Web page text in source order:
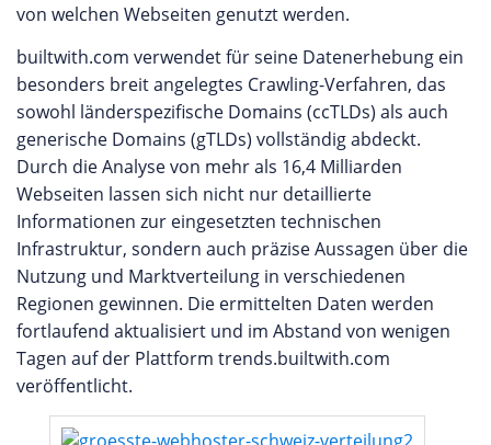
von welchen Webseiten genutzt werden.
builtwith.com verwendet für seine Datenerhebung ein
besonders breit angelegtes Crawling-Verfahren, das
sowohl länderspezifische Domains (ccTLDs) als auch
generische Domains (gTLDs) vollständig abdeckt.
Durch die Analyse von mehr als 16,4 Milliarden
Webseiten lassen sich nicht nur detaillierte
Informationen zur eingesetzten technischen
Infrastruktur, sondern auch präzise Aussagen über die
Nutzung und Marktverteilung in verschiedenen
Regionen gewinnen. Die ermittelten Daten werden
fortlaufend aktualisiert und im Abstand von wenigen
Tagen auf der Plattform trends.builtwith.com
veröffentlicht.